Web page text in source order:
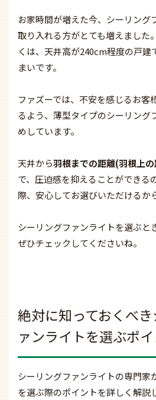
お家時間が増えた今、シーリング
取り入れる方がとても増えました
くは、 天井高が240cm程度の戸建
まいです。
ファズーでは、不安を感じるお客
るよう、薄型タイプのシーリング
めしています。
天井から羽根までの距離(羽根上
で、圧迫感を抑えることができる
際、安心してお選びいただけるか
シーリングファンライトを選ぶと
ぜひチェック してくださいね。
絶対に知っておくべ
ァンライトを選ぶポ
シーリングファンライトの専門家
を選ぶ際のポイントを詳しく解説